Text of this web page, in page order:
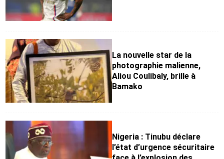
La nouvelle star de la
photographie malienne,
Aliou Coulibaly, brille à
Bamako
Nigeria : Tinubu déclare
l’état d’urgence sécuritaire